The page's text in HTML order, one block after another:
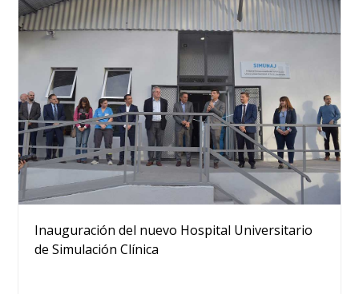
Inauguración del nuevo Hospital Universitario
de Simulación Clínica